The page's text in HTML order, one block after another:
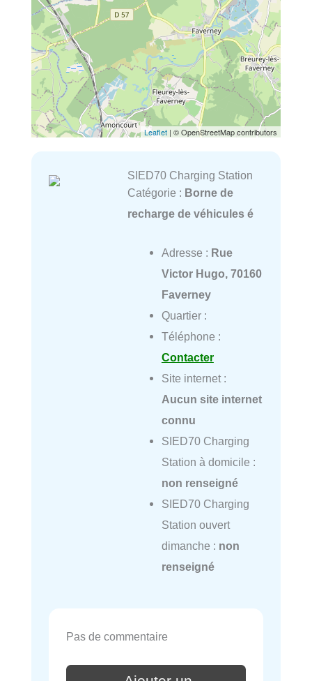
Leaflet | © OpenStreetMap contributors
SIED70 Charging Station
Catégorie : Borne de
recharge de véhicules é
Adresse : Rue
Victor Hugo, 70160
Faverney
Quartier :
Téléphone :
Contacter
Site internet :
Aucun site internet
connu
SIED70 Charging
Station à domicile :
non renseigné
SIED70 Charging
Station ouvert
dimanche : non
renseigné
Pas de commentaire